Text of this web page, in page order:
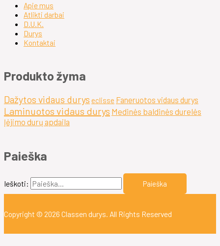
Apie mus
Atlikti darbai
D.U.K.
Durys
Kontaktai
Produkto žyma
Dažytos vidaus durys eclisse Faneruotos vidaus durys
Laminuotos vidaus durys Medinės baldinės durelės
Įėjimo durų apdaila
Paieška
Ieškoti:
Copyright © 2026 Classen durys . All Rights Reserved